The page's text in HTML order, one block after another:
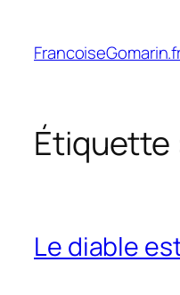
contenu
Étiquette
Le diable